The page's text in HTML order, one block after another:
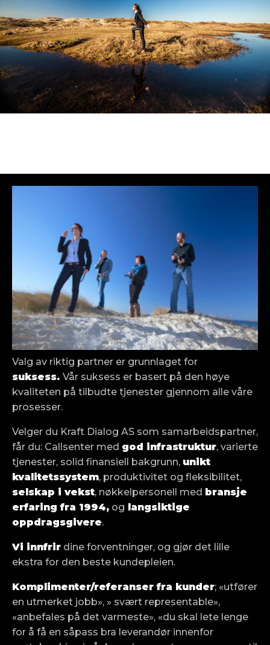
Valg av riktig partner er grunnlaget for
suksess. Vår suksess er basert på den høye
kvaliteten på tilbudte tjenester gjennom alle våre
prosesser.
Velger du Kraft Dialog AS som samarbeidspartner,
får du: Callsenter med god infrastruktur, varierte
tjenester, solid finansiell bakgrunn, unikt
kvalitetssystem, produktivitet og fleksibilitet,
selskap i vekst, nøkkelpersonell med bransje
erfaring fra 1994, og langsiktige
oppdragsgivere.
Vi innfrir dine forventninger, og gjør det lille
ekstra for den beste kundepleien.
Komplimenter/referanser fra kunder; «utfører
en utmerket jobb», » svært representable»,
«anbefales på det varmeste», «du skal lete lenge
for å få en såpass bra leverandør innenfor